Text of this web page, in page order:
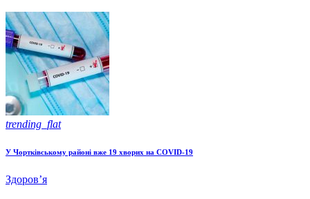
trending_flat
У Чортківському районі вже 19 хворих на COVID-19
Здоров’я